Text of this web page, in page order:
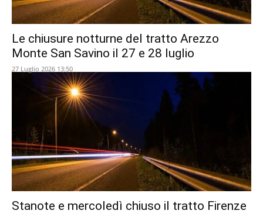
Le chiusure notturne del tratto Arezzo
Monte San Savino il 27 e 28 luglio
27 Luglio 2026 13:50
Stanote e mercoledì chiuso il tratto Firenze